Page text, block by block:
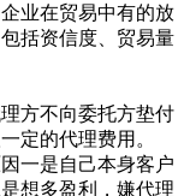
业在贸易中有的放
括资信度、贸易量
方不向委托方垫付
定的代理费用。
一是自己本身客户
想多盈利，嫌代理